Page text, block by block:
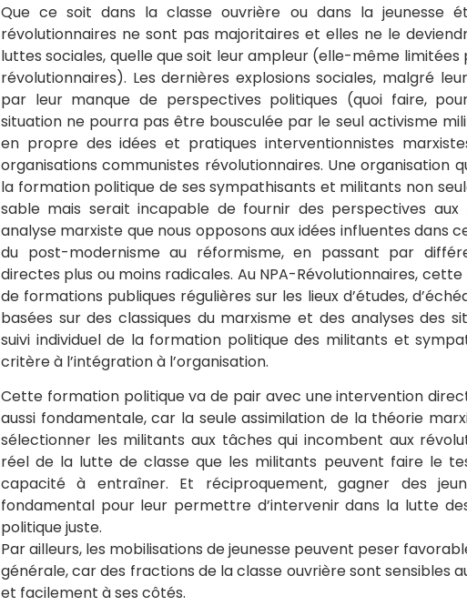
Que ce soit dans la classe ouvrière ou dans la jeunesse
révolutionnaires ne sont pas majoritaires et elles ne le
luttes sociales, quelle que soit leur ampleur (elle-même limitées
révolutionnaires). Les dernières explosions sociales, malgré
par leur manque de perspectives politiques (quoi faire,
situation ne pourra pas être bousculée par le seul activisme
en propre des idées et pratiques interventionnistes
organisations communistes révolutionnaires. Une organisation
la formation politique de ses sympathisants et militants non
sable mais serait incapable de fournir des perspectives aux
analyse marxiste que nous opposons aux idées influentes dans
du post-modernisme au réformisme, en passant par
directes plus ou moins radicales. Au NPA-Révolutionnaires,
de formations publiques régulières sur les lieux d’études,
basées sur des classiques du marxisme et des analyses des
suivi individuel de la formation politique des militants et
critère à l’intégration à l’organisation.
Cette formation politique va de pair avec une intervention
aussi fondamentale, car la seule assimilation de la théorie
sélectionner les militants aux tâches qui incombent aux
réel de la lutte de classe que les militants peuvent faire le
capacité à entraîner. Et réciproquement, gagner des
fondamental pour leur permettre d’intervenir dans la lutte
politique juste.
Par ailleurs, les mobilisations de jeunesse peuvent peser
générale, car des fractions de la classe ouvrière sont sensibles
et facilement à ses côtés.